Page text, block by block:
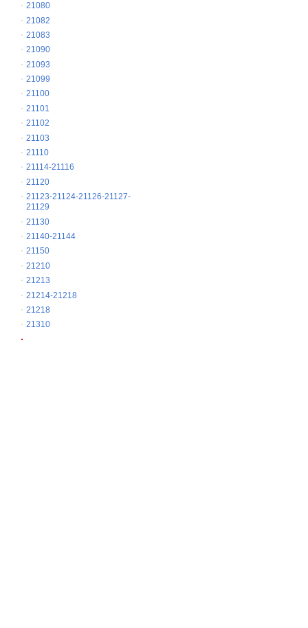
21080
21082
21083
21090
21093
21099
21100
21101
21102
21103
21110
21114-21116
21120
21123-21124-21126-21127-
21129
21130
21140-21144
21150
21210
21213
21214-21218
21218
21310